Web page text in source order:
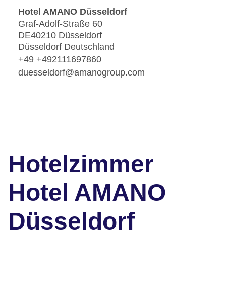
Hotel AMANO Düsseldorf
Graf-Adolf-Straße 60
DE40210 Düsseldorf
Düsseldorf Deutschland
+49 +492111697860
duesseldorf@amanogroup.com
Hotelzimmer
Hotel AMANO
Düsseldorf